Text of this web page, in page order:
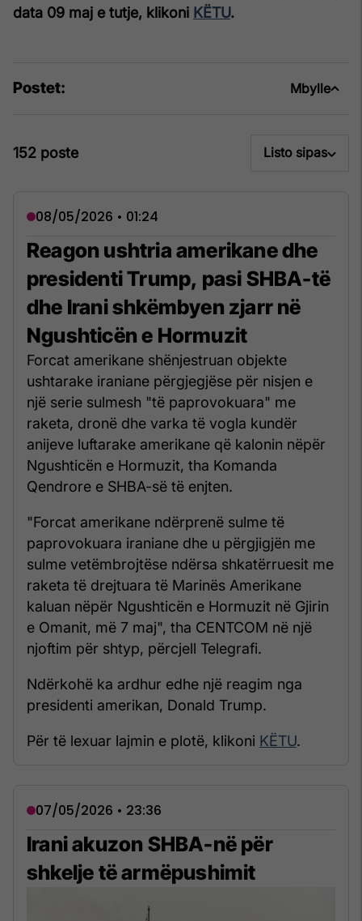
data 09 maj e tutje, klikoni KËTU.
Postet: Mbylle
152 poste Listo sipas
08/05/2026 • 01:24
Reagon ushtria amerikane dhe
presidenti Trump, pasi SHBA-të
dhe Irani shkëmbyen zjarr në
Ngushticën e Hormuzit
Forcat amerikane shënjestruan objekte
ushtarake iraniane përgjegjëse për nisjen e
një serie sulmesh "të paprovokuara" me
raketa, dronë dhe varka të vogla kundër
anijeve luftarake amerikane që kalonin nëpër
Ngushticën e Hormuzit, tha Komanda
Qendrore e SHBA-së të enjten.
"Forcat amerikane ndërprenë sulme të
paprovokuara iraniane dhe u përgjigjën me
sulme vetëmbrojtëse ndërsa shkatërruesit me
raketa të drejtuara të Marinës Amerikane
kaluan nëpër Ngushticën e Hormuzit në Gjirin
e Omanit, më 7 maj", tha CENTCOM në një
njoftim për shtyp, përcjell Telegrafi.
Ndërkohë ka ardhur edhe një reagim nga
presidenti amerikan, Donald Trump.
Për të lexuar lajmin e plotë, klikoni KËTU.
07/05/2026 • 23:36
Irani akuzon SHBA-në për
shkelje të armëpushimit